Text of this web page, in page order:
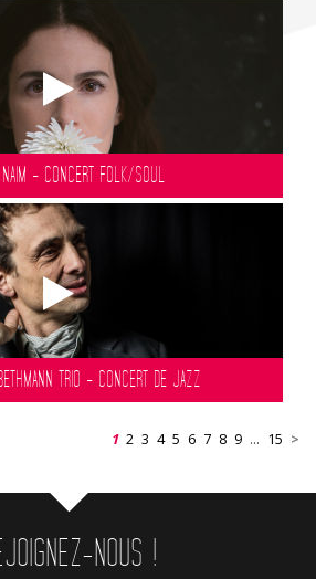
NAIM - CONCERT FOLK/SOUL
TRIO - CONCERT DE JAZZ
1 2 3 4 5 6 7 8 9 ... 15 >
NOUS !